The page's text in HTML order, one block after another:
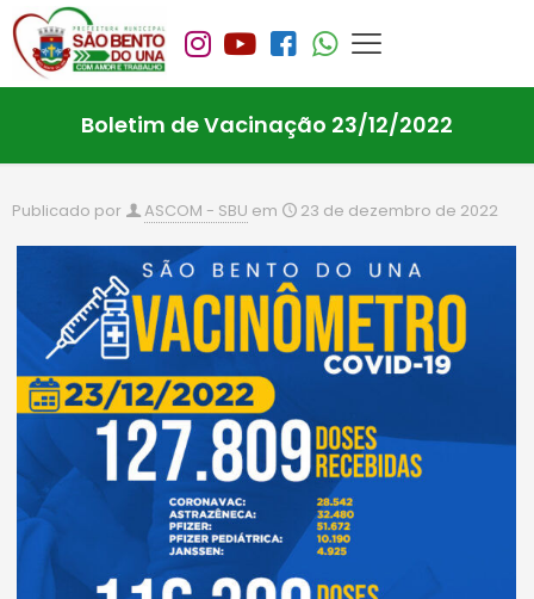
Boletim de Vacinação 23/12/2022
Publicado por ASCOM - SBU em 23 de dezembro de 2022